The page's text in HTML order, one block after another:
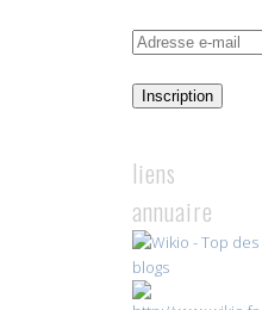
Adresse
mailInscription
liens
annuaire